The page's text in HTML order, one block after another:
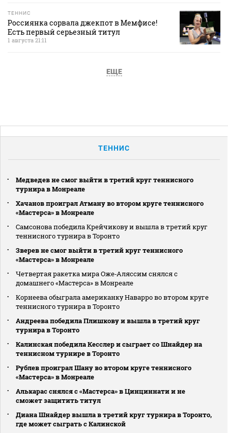
ТЕННИС
Россиянка сорвала джекпот в Мемфисе!
Есть первый серьезный титул
1 августа 21:11
ЕЩЕ
ТЕННИС
Медведев не смог выйти в третий круг теннисного
турнира в Монреале
Хачанов проиграл Атману во втором круге теннисного
«Мастерса» в Монреале
Самсонова победила Крейчикову и вышла в третий круг
теннисного турнира в Торонто
Зверев не смог выйти в третий круг теннисного
«Мастерса» в Монреале
Четвертая ракетка мира Оже‑Аляссим снялся с
домашнего «Мастерса» в Монреале
Корнеева обыграла американку Наварро во втором круге
теннисного турнира в Торонто
Андреева победила Плишкову и вышла в третий круг
турнира в Торонто
Калинская победила Кесслер и сыграет со Шнайдер на
теннисном турнире в Торонто
Рублев проиграл Шану во втором круге теннисного
«Мастерса» в Монреале
Алькарас снялся с «Мастерса» в Цинциннати и не
сможет защитить титул
Диана Шнайдер вышла в третий круг турнира в Торонто,
где может сыграть с Калинской